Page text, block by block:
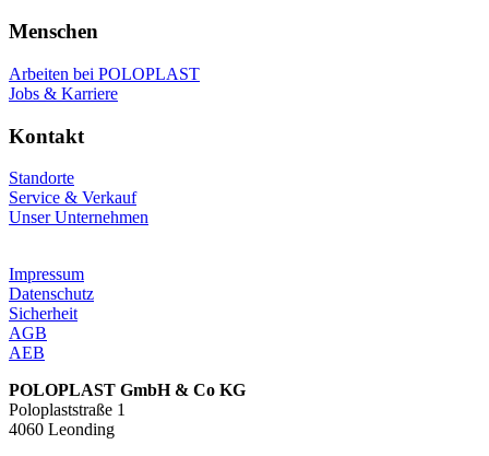
Menschen
Arbeiten bei POLOPLAST
Jobs & Karriere
Kontakt
Standorte
Service & Verkauf
Unser Unternehmen
Impressum
Datenschutz
Sicherheit
AGB
AEB
POLOPLAST GmbH & Co KG
Poloplaststraße 1
4060 Leonding